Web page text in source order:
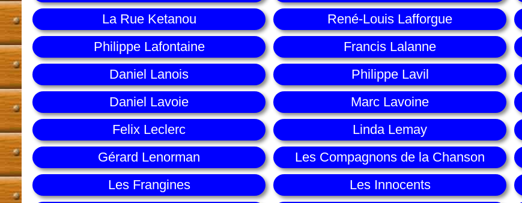
La Rue Ketanou
René-Louis Lafforgue
Philippe Lafontaine
Francis Lalanne
Daniel Lanois
Philippe Lavil
Daniel Lavoie
Marc Lavoine
Felix Leclerc
Linda Lemay
Gérard Lenorman
Les Compagnons de la Chanson
Les Frangines
Les Innocents